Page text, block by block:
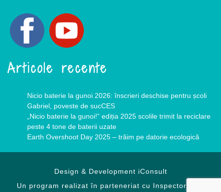
Articole recente
Nicio baterie la gunoi 2026: înscrieri deschise pentru școli
Gabriel, poveste de sucCES
„Nicio baterie la gunoi!” ediția 2025 scolile trimit la reciclare
peste 4 tone de baterii uzate
Earth Overshoot Day 2025 – trăim pe datorie ecologică
Design & Development iConsult
Un program realizat în parteneriat cu Inspectoratele